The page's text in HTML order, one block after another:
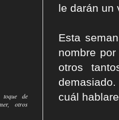
le darán un
Esta
nombre
otros
cuál
de
otros